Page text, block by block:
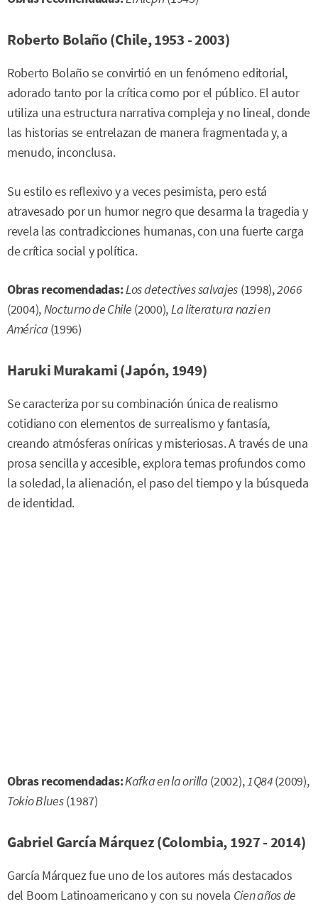
Roberto Bolaño (Chile, 1953 - 2003)
Roberto Bolaño se convirtió en un fenómeno editorial,
adorado tanto por la crítica como por el público. El autor
utiliza una estructura narrativa compleja y no lineal, donde
las historias se entrelazan de manera fragmentada y, a
menudo, inconclusa.
Su estilo es reflexivo y a veces pesimista, pero está
atravesado por un humor negro que desarma la tragedia y
revela las contradicciones humanas, con una fuerte carga
de crítica social y política.
Obras recomendadas:Los detectives salvajes (1998),2066
(2004),Nocturno de Chile (2000),La literatura nazi en
América (1996)
Haruki Murakami (Japón, 1949)
Se caracteriza por su combinación única de realismo
cotidiano con elementos de surrealismo y fantasía,
creando atmósferas oníricas y misteriosas. A través de una
prosa sencilla y accesible, explora temas profundos como
la soledad, la alienación, el paso del tiempo y la búsqueda
de identidad.
Obras recomendadas:Kafka en la orilla (2002),1Q84(2009),
Tokio Blues(1987)
Gabriel García Márquez (Colombia, 1927 - 2014)
García Márquez fue uno de los autores más destacados
del Boom Latinoamericano y con su novela Cien años de